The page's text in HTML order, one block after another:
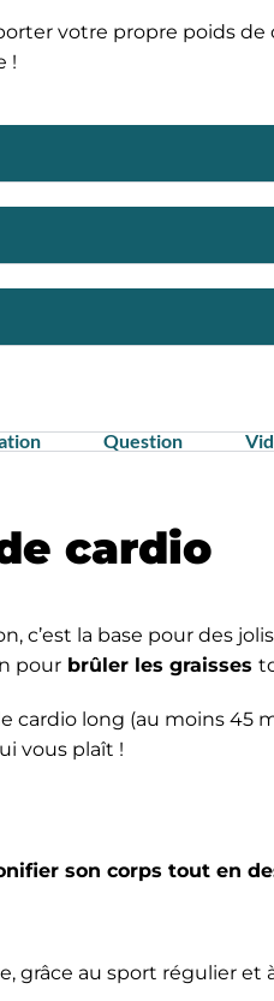
votre propre poids de
!
Question
cardio
c’est la base pour des
pour brûler les graisses
cardio long (au moins 45
vous plaît !
son corps tout en
grâce au sport régulier